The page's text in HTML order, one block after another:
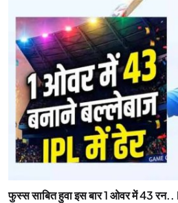
फुस्स साबित हुवा इस बार 1 ओवर में 43